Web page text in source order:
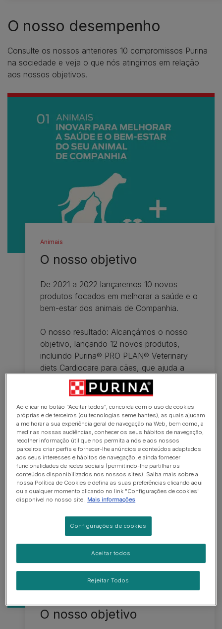
O nosso desempenho
Consulte os nossos anteriores 10 compromissos Purina
na sociedade e veja o que nós atingimos em relação
aos nossos objetivos.
Animais
O nosso objetivo
De 2021 a 2022 lançaremos 10 novos
produtos focados em melhorar a saúde e o
bem-estar dos animais de Companhia.
O nosso resultado: Alcançámos o nosso
objetivo, lançando 12 novos produtos,
incluindo Purina® PRO PLAN® Veterinary
diets Cardiocare para cães, que ajuda a
suportar a função cardíaca.
O nosso objetivo
Ao clicar no botão "Aceitar todos", concorda com o uso de cookies
próprias e de terceiros (ou tecnologias semelhantes), as quais ajudam
a melhorar a sua experiência geral de navegação na Web, bem como, a
medir as nossas audiências, conhecer os seus hábitos de navegação,
recolher informação útil que nos permita a nós e aos nossos
parceiros criar perfis e fornecer-lhe anúncios e conteúdos adaptados
aos seus interesses e hábitos de navegação, e ainda fornecer
funcionalidades de redes sociais (permitindo-lhe partilhar os
conteúdos disponibilizados nos nossos sites). Saiba mais sobre a
nossa Política de Cookies e defina as suas preferências clicando aqui
ou a qualquer momento clicando no link "Configurações de cookies"
disponível no nosso site. Mais informações
Configurações de cookies
Rejeitar Todos
Aceitar todos